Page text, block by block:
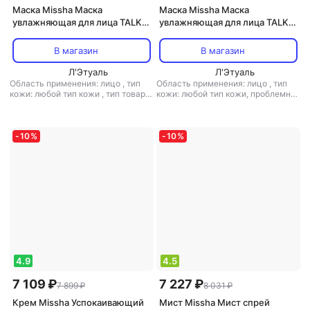
Маска Missha Маска
увлажняющая для лица TALKS
[SKIN SMOOTHER] 27 гр
В магазин
Л'Этуаль
Область применения: лицо , тип
кожи: любой тип кожи , тип товара:
Маска Missha Маска
увлажняющая для лица TALKS
[SKIN FITNESS] 27 гр
В магазин
Л'Этуаль
Область применения: лицо , тип
кожи: любой тип кожи, проблемная
-10%
4.9
7 109 ₽7 899 ₽
Крем Missha Успокаивающий
-10%
4.5
7 227 ₽8 031 ₽
Мист Missha Мист спрей